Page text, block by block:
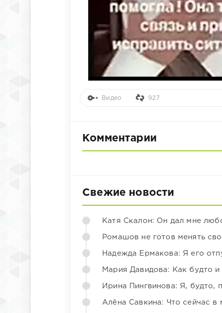
Видео 927
Комментарии
Свежие новости
Катя Скалон: Он дал мне
Ромашов не готов менять
Надежда Ермакова: Я его
Мария Давидова: Как будто и
Ирина Пингвинова: Я, будто,
Алёна Савкина: Что сейчас в